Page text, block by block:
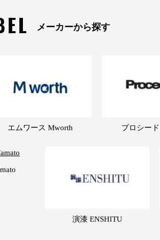
メーカーから探す
エムワース Mworth プロシード
演漆 ENSHITU